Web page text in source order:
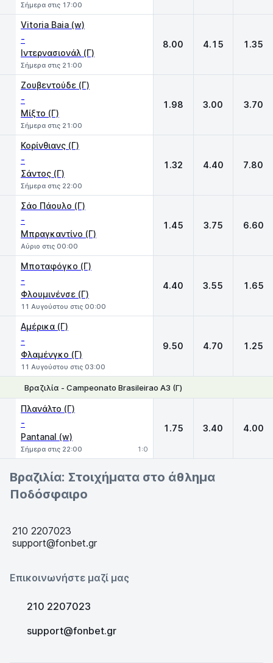
Σήμερα στις 17:00
Vitoria Baia (w)
-
Ιντερνασιονάλ (Γ)
Σήμερα στις 21:00
8.00 4.15 1.35
Ζουβεντούδε (Γ)
-
Μίξτο (Γ)
Σήμερα στις 21:00
1.98 3.00 3.70
Κορίνθιανς (Γ)
-
Σάντος (Γ)
Σήμερα στις 22:00
1.32 4.40 7.80
Σάο Πάουλο (Γ)
-
Μπραγκαντίνο (Γ)
Αύριο στις 00:00
1.45 3.75 6.60
Μποταφόγκο (Γ)
-
Φλουμινένσε (Γ)
11 Αυγούστου στις 00:00
4.40 3.55 1.65
Αμέρικα (Γ)
-
Φλαμένγκο (Γ)
11 Αυγούστου στις 03:00
9.50 4.70 1.25
Βραζιλία - Campeonato Brasileirao A3 (Γ)
Πλανάλτο (Γ)
-
Pantanal (w)
Σήμερα στις 22:00 1:0
1.75 3.40 4.00
Βραζιλία: Στοιχήματα στο άθλημα
Ποδόσφαιρο
210 2207023
support@fonbet.gr
Επικοινωνήστε μαζί μας
210 2207023
support@fonbet.gr